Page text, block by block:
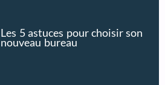
Les 5 astuces pour choisir son
nouveau bureau